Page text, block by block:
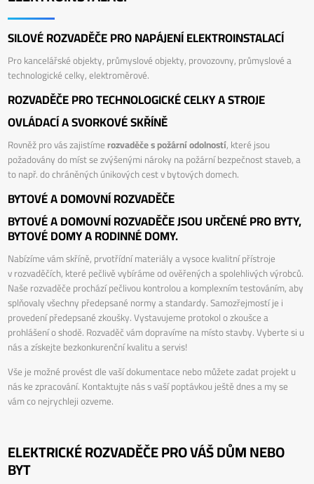
SILOVÉ ROZVADĚČE PRO NAPÁJENÍ ELEKTROINSTALACÍ
Pro kancelářské objekty, průmyslové objekty, provozovny, průmyslové a
technologické celky, elektroměrové.
ROZVADĚČE PRO TECHNOLOGICKÉ CELKY A STROJE
OVLÁDACÍ A SVORKOVÉ SKŘÍNĚ
Rovněž pro vás zajistímerozvaděče s požární odolností, které jsou
požadovány do míst se zvýšenými nároky na požární bezpečnost staveb, a
to např. do chráněných únikových cest v bytových domech.
BYTOVÉ A DOMOVNÍ ROZVADĚČE
BYTOVÉ A DOMOVNÍ ROZVADĚČE JSOU URČENÉ PRO BYTY,
BYTOVÉ DOMY A RODINNÉ DOMY.
Nabízíme vám skříně, prvotřídní materiály a vysoce kvalitní přístroje
v rozvaděčích, které pečlivě vybíráme od ověřených a spolehlivých výrobců.
Naše rozvaděče prochází pečlivou kontrolou a komplexním testováním, aby
splňovaly všechny předepsané normy a standardy. Samozřejmostí je i
provedení předepsané zkoušky. Vystavujeme protokol o zkoušce a
prohlášení o shodě. Rozvaděč vám dopravíme na místo stavby. Vyberte si u
nás a získejte bezkonkurenční kvalitu a servis!
Vše je možné provést dle vaší dokumentace nebo můžete zadat projekt u
nás ke zpracování. Kontaktujte nás s vaší poptávkou ještě dnes a my se
vám co nejrychleji ozveme.
ELEKTRICKÉ ROZVADĚČE PRO VÁŠ DŮM NEBO
BYT